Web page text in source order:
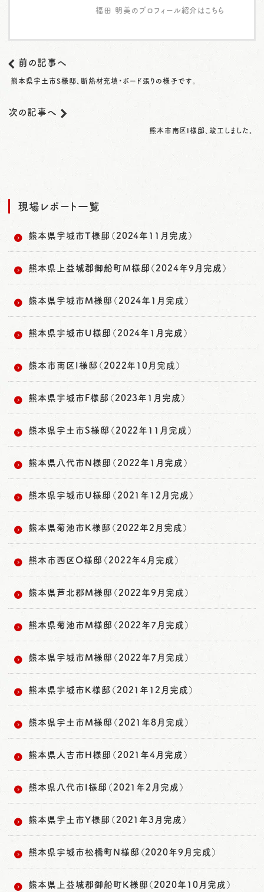
福田 明美のプロフィール紹介はこちら
前の記事へ
熊本県宇土市S様邸、断熱材充填・ボード張りの様子です。
次の記事へ
熊本市南区I様邸、竣工しました。
現場レポート一覧
熊本県宇城市T様邸（2024年11月完成）
熊本県上益城郡御船町M様邸（2024年9月完成）
熊本県宇城市M様邸（2024年1月完成）
熊本県宇城市U様邸（2024年1月完成）
熊本市南区I様邸（2022年10月完成）
熊本県宇城市F様邸（2023年1月完成）
熊本県宇土市S様邸（2022年11月完成）
熊本県八代市N様邸（2022年1月完成）
熊本県宇城市U様邸（2021年12月完成）
熊本県菊池市K様邸（2022年2月完成）
熊本市西区O様邸（2022年4月完成）
熊本県芦北郡M様邸（2022年9月完成）
熊本県菊池市M様邸（2022年7月完成）
熊本県宇城市M様邸（2022年7月完成）
熊本県宇城市K様邸（2021年12月完成）
熊本県宇土市M様邸（2021年8月完成）
熊本県人吉市H様邸（2021年4月完成）
熊本県八代市I様邸（2021年2月完成）
熊本県宇土市Y様邸（2021年3月完成）
熊本県宇城市松橋町N様邸（2020年9月完成）
熊本県上益城郡御船町K様邸（2020年10月完成）